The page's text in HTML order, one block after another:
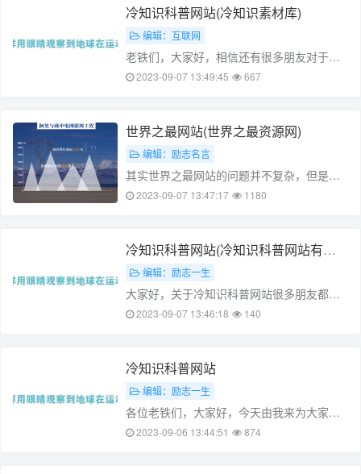
藏下本站，您的支持是我们最大的动力，
……
冷知识科普网站(冷知识素材库)
编辑：互联网
老铁们，大家好，相信还有很多朋友对于冷
知识科普网站和冷知识方面的自媒体的相关
自媒体的问题，文章篇幅可能偏长，希
望……
2023-09-07 13:49:45 667
世界之最网站(世界之最资源网)
编辑：励志名言
其实世界之最网站的问题并不复杂，但是又
很多的朋友都不太了解世界之最大全冷知
家，下面我们一起来看看这个问题的分析
吧！……
2023-09-07 13:47:17 1180
冷知识科普网站(冷知识科普网站有哪
些) 编辑：励志一生
大家好，关于冷知识科普网站很多朋友都还
不太明白，不过没关系，因为今天小编就来
题，如果碰巧可以解决您的问题，还望……
2023-09-07 13:46:18 140
冷知识科普网站
编辑：励志一生
各位老铁们，大家好，今天由我来为大家分
享冷知识科普网站，以及冷知识科普500字的
2023-09-06 13:44:51 874